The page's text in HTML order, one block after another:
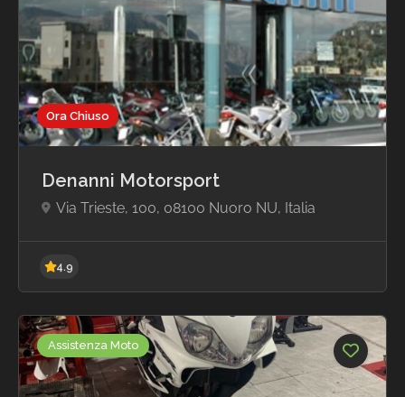
4.6
Ora Chiuso
Denanni Motorsport
Via Trieste, 100, 08100 Nuoro NU, Italia
Assistenza Moto